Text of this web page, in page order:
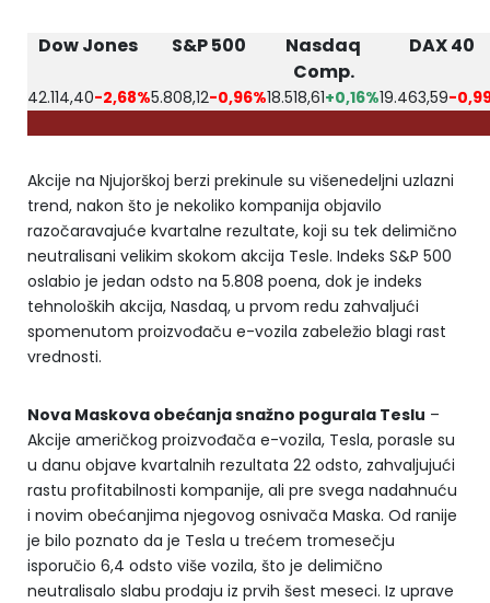
Dow Jones S&P 500
Nasdaq
Comp.
DAX 40
42.114,40-2,68%5.808,12-0,96%18.518,61+0,16%19.463,59-
Akcije na Njujorškoj berzi prekinule su višenedeljni uzlazni
trend, nakon što je nekoliko kompanija objavilo
razočaravajuće kvartalne rezultate, koji su tek delimično
neutralisani velikim skokom akcija Tesle. Indeks S&P 500
oslabio je jedan odsto na 5.808 poena, dok je indeks
tehnoloških akcija, Nasdaq, u prvom redu zahvaljući
spomenutom proizvođaču e-vozila zabeležio blagi rast
vrednosti.
Nova Maskova obećanja snažno pogurala Teslu –
Akcije američkog proizvođača e-vozila, Tesla, porasle su
u danu objave kvartalnih rezultata 22 odsto, zahvaljujući
rastu profitabilnosti kompanije, ali pre svega nadahnuću
i novim obećanjima njegovog osnivača Maska. Od ranije
je bilo poznato da je Tesla u trećem tromesečju
isporučio 6,4 odsto više vozila, što je delimično
neutralisalo slabu prodaju iz prvih šest meseci. Iz uprave